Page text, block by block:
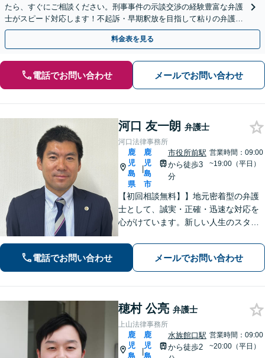
たら、すぐにご相談ください。刑事事件の示談交渉の経験豊富な弁護
士がスピード対応します！不起訴・早期釈放を目指して粘りの弁護活
動を行います。
料金表を見る
電話でお問い合わせ メールでお問い合わせ
河口 友一朗 弁護士
河口法律事務所
鹿
児
島
県
|
鹿
児
島
市
市役所前駅
から徒歩3
分
営業時間：09:00
~19:00（平日）
【初回相談無料】】地元密着型の弁護
士として、誠実・正確・迅速な対応を
心がけています。新しい人生のスター
談ください【24時間メール問い合わせ
可】豊富な実践経験を活かし、スピー
ド解決を目指します。
電話でお問い合わせ メールでお問い合わせ
穂村 公亮 弁護士
上山法律事務所
鹿
児
島
|
鹿
児
島
水族館口駅
から徒歩2
営業時間：09:00
~20:00（平日）